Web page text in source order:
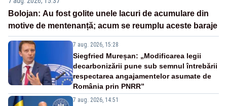
Bolojan: Au fost golite unele lacuri de acumulare din
motive de mentenanță; acum se reumplu aceste baraje
7 aug. 2026, 15:28
Siegfried Mureșan: „Modificarea legii
decarbonizării pune sub semnul întrebării
respectarea angajamentelor asumate de
România prin PNRR”
7 aug. 2026, 14:51